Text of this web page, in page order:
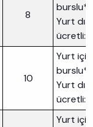
8
burslu*:
Yurt dışı
ücretli: 2
10
Yurt içi
burslu*:
Yurt dışı
ücretli: 2
Yurt içi